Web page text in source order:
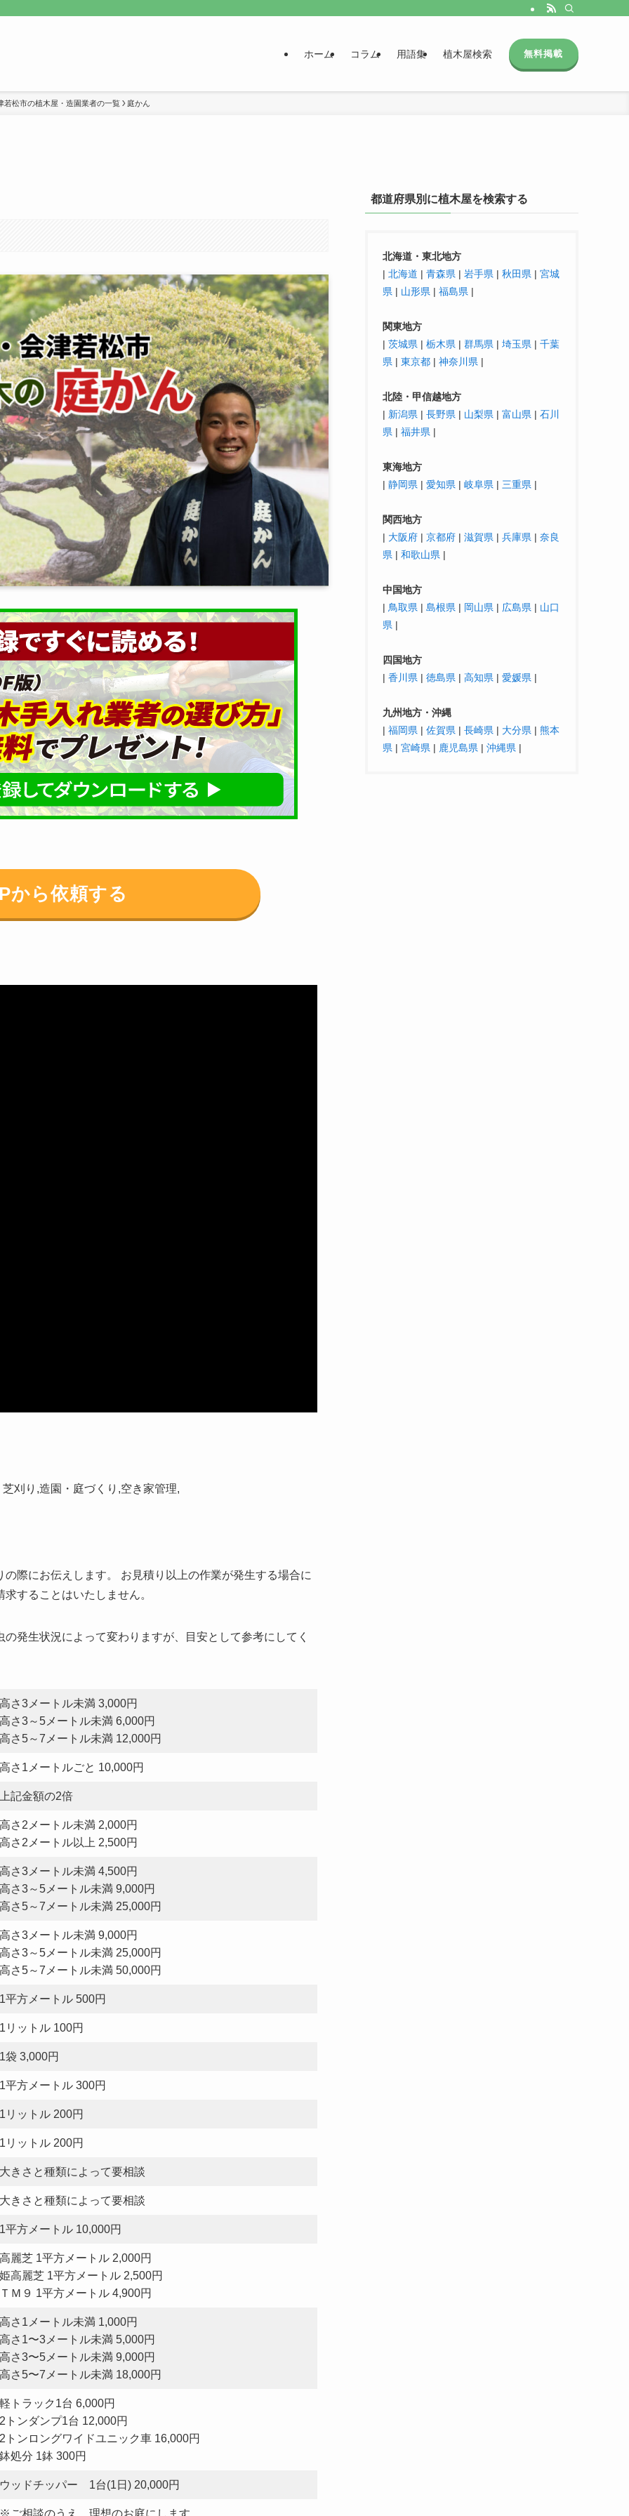
ホーム コラム 用語集 植木屋検索 無料掲載
若松市の植木屋・造園業者の一覧 庭かん
から依頼する
刈り,造園・庭づくり,空き家管理,
際にお伝えします。 お見積り以上の作業が発生する場合に
することはいたしません。
発生状況によって変わりますが、目安として参考にしてく
高さ3メートル未満 3,000円
高さ3～5メートル未満 6,000円
高さ5～7メートル未満 12,000円
高さ1メートルごと 10,000円
上記金額の2倍
高さ2メートル未満 2,000円
高さ2メートル以上 2,500円
高さ3メートル未満 4,500円
高さ3～5メートル未満 9,000円
高さ5～7メートル未満 25,000円
高さ3メートル未満 9,000円
高さ3～5メートル未満 25,000円
高さ5～7メートル未満 50,000円
1平方メートル 500円
1リットル 100円
1袋 3,000円
1平方メートル 300円
1リットル 200円
1リットル 200円
大きさと種類によって要相談
大きさと種類によって要相談
1平方メートル 10,000円
高麗芝 1平方メートル 2,000円
姫高麗芝 1平方メートル 2,500円
ＴＭ９ 1平方メートル 4,900円
高さ1メートル未満 1,000円
高さ1〜3メートル未満 5,000円
高さ3〜5メートル未満 9,000円
高さ5〜7メートル未満 18,000円
軽トラック1台 6,000円
2トンダンプ1台 12,000円
2トンロングワイドユニック車 16,000円
鉢処分 1鉢 300円
ウッドチッパー 1台(1日) 20,000円
※ご相談のうえ、理想のお庭にします
都道府県別に植木屋を検索する
北海道・東北地方
| 北海道 | 青森県 | 岩手県 | 秋田県 | 宮城
県 | 山形県 | 福島県 |
関東地方
| 茨城県 | 栃木県 | 群馬県 | 埼玉県 | 千葉
県 | 東京都 | 神奈川県 |
北陸・ 甲信越地方
| 新潟県 | 長野県 | 山梨県 | 富山県 | 石川
県 | 福井県 |
東海地方
| 静岡県 | 愛知県 | 岐阜県 | 三重県 |
関西地方
| 大阪府 | 京都府 | 滋賀県 | 兵庫県 | 奈良
県 | 和歌山県 |
中国地方
| 鳥取県 | 島根県 | 岡山県 | 広島県 | 山口
県 |
四国地方
| 香川県 | 徳島県 | 高知県 | 愛媛県 |
九州地方・沖縄
| 福岡県 | 佐賀県 | 長崎県 | 大分県 | 熊本
県 | 宮崎県 | 鹿児島県 | 沖縄県 |